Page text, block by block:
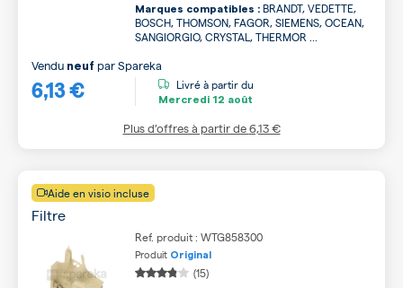
Marques compatibles : BRANDT, VEDETTE,
BOSCH, THOMSON, FAGOR, SIEMENS, OCEAN,
SANGIORGIO, CRYSTAL, THERMOR ...
6,13 €
Vendu neuf parSpareka
Livré à partir du
Mercredi 12 août
Plus d’offres à partir de6,13 €
Aide en visio incluse
Filtre
Ref. produit : WTG858300
Produit Original
(15)